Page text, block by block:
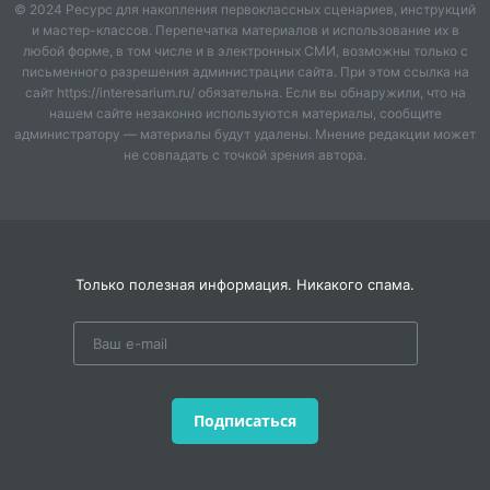
практически неотделимо от музыкально-
пианистического обучения. Правильно
организованные занятия должны привести к
совершенствованию исполнительского мастерства.
Но при этом у многих учащихся после прохождения
начального этапа обучения наблюдаются пробелы в
техническом развитии, проблемы, связанные с
. Основная часть.
Краткий обзор истории развития взглядов на
воспитание пианистических навыков
века формируются национальные клавирные
школы во Франции, Германии, Италии, Испании.
© 2024 Ресурс для накопления первоклассных сценариев, инструкций
и мастер-классов. Перепечатка материалов и использование их в
любой форме, в том числе и в электронных СМИ, возможны только с
письменного разрешения администрации сайта. При этом ссылка на
сайт https://interesarium.ru/ обязательна. Если вы обнаружили, что на
нашем сайте незаконно используются материалы, сообщите
администратору — материалы будут удалены. Мнение редакции может
не совпадать с точкой зрения автора.
Только полезная информация. Никакого спама.
Подписаться